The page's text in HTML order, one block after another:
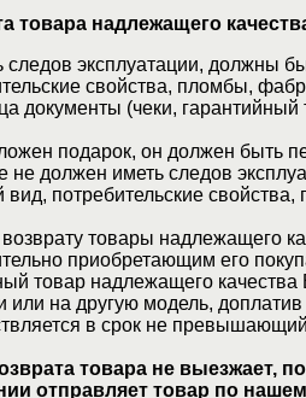
товара надлежащего
эксплуатации, должны
свойства, пломбы,
документы (чеки, гарантийный
подарок, он должен быть
не должен иметь следов
вид, потребительские
товары надлежащего
приобретающим его
товар надлежащего
или на другую модель,
в срок не
товара не выезжает,
отправляет товар по